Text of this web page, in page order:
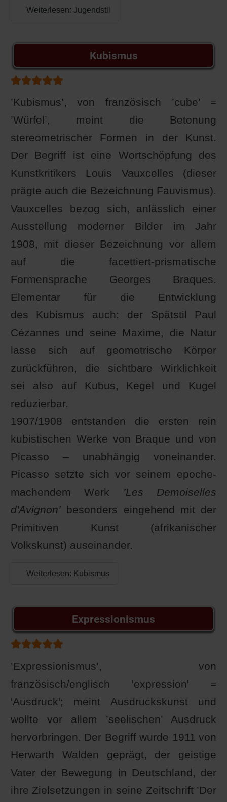
Weiterlesen: Jugendstil
Kubismus
Bewertung:
’Kubismus’, von französisch ’cube’ =
’Würfel’, meint die Betonung
stereometrischer Formen in der Kunst.
Der Begriff ist eine Wortschöpfung des
Kunstkritikers Louis Vauxcelles (dieser
prägte auch die Bezeichnung Fauvismus).
Vauxcelles bezog sich, anlässlich einer
Ausstellung moderner Bilder im Jahr
1908, mit dieser Bezeichnung vor allem
auf die facettiert-prismatische
Formensprache Georges Braques.
Elementar für die Entwicklung
des Kubismus auch: der Spätstil Paul
Cézannes und seine Maxime, die Natur
lasse sich auf geometrische Körper
zurückführen, die sichtbare Wirklichkeit
sei also auf Kubus, Kegel und Kugel
reduzierbar.
1907/1908 entstanden die ersten rein
kubistischen Werke von Braque und von
Picasso – unabhängig voneinander.
Picasso setzte sich vor seinem epoche-
machendem Werk ’Les Demoiselles
d'Avignon’besonders eingehend mit der
Primitiven Kunst (afrikanischer
Volkskunst) auseinander.
Weiterlesen: Kubismus
Expressionismus
Bewertung:
’Expressionismus’, von
französisch/englisch 'expression' =
'Ausdruck'; meint Ausdruckskunst und
wollte vor allem ’seelischen’ Ausdruck
hervorbringen. Der Begriff wurde 1911 von
Herwarth Walden geprägt, der geistige
Vater der Bewegung in Deutschland, der
ihre Zielsetzungen in seine Zeitschrift ’Der